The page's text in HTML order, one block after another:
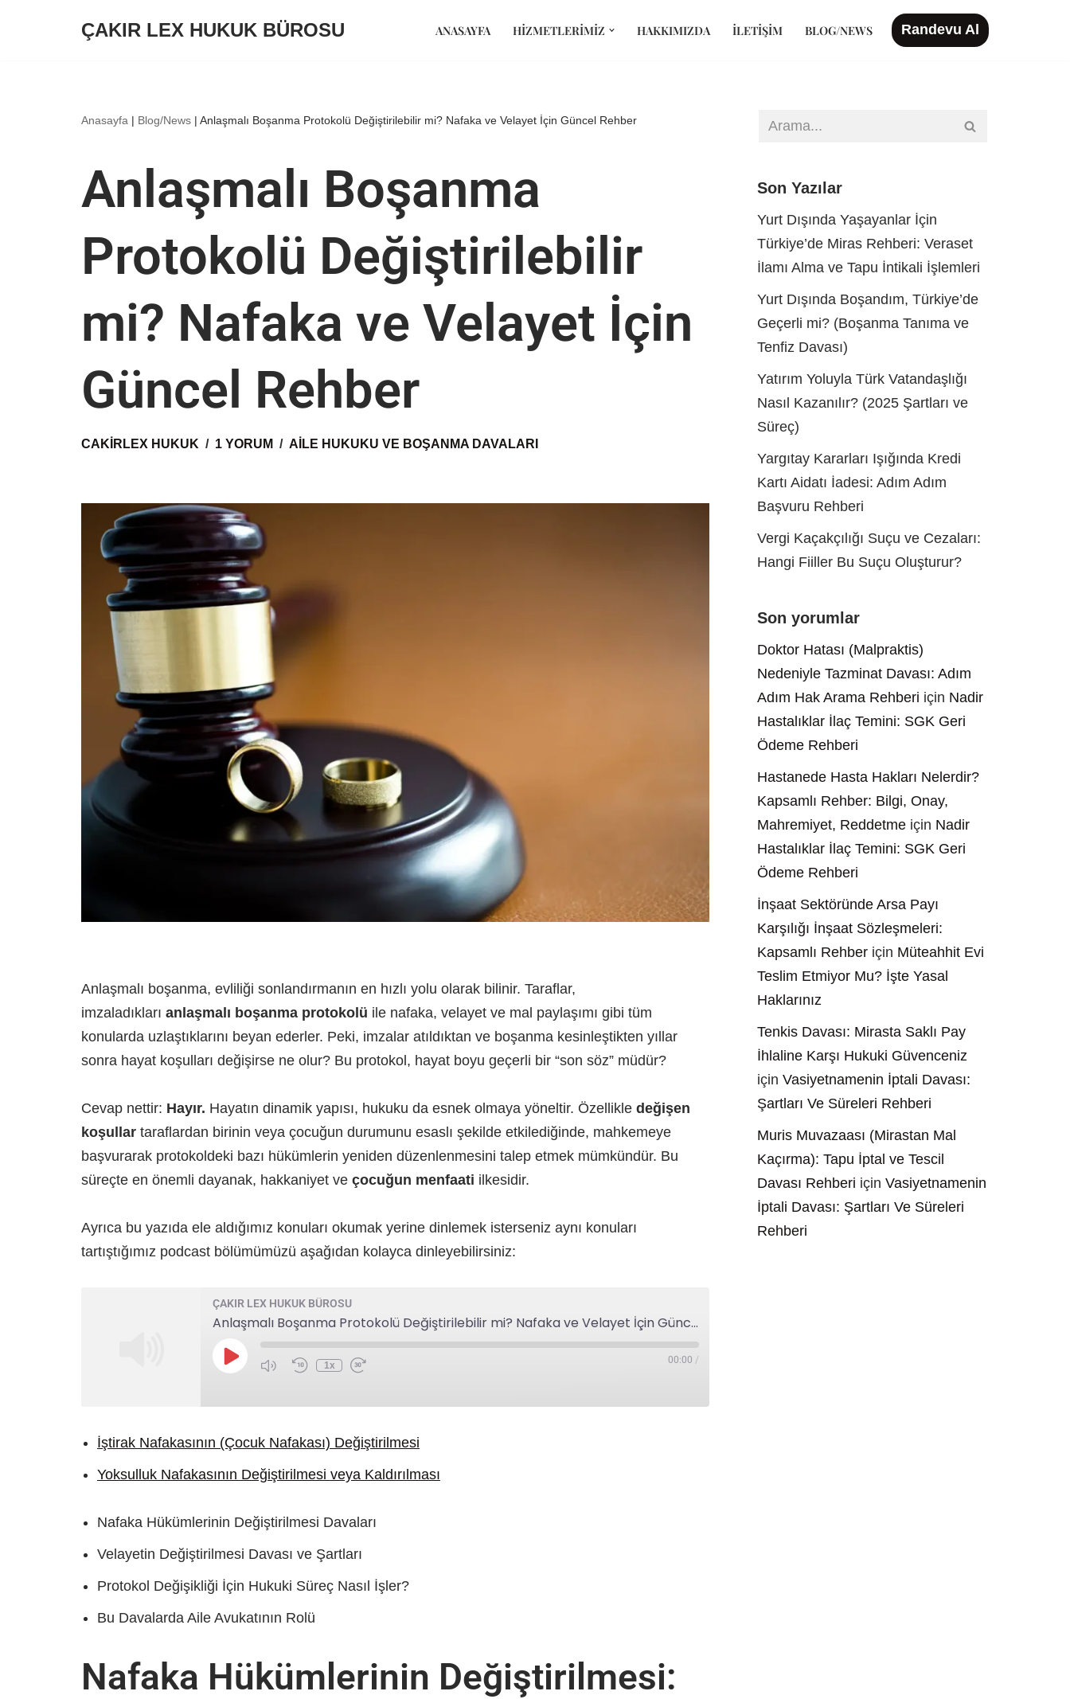
ÇAKIR LEX HUKUK BÜROSU ANASAYFA HIZMETLERIMIZ HAKKIMIZDA İLETIŞIM BLOG/NEWS Randevu Al
Anasayfa | Blog/News | Anlaşmalı Boşanma Protokolü Değiştirilebilir mi? Nafaka ve Velayet İçin Güncel Rehber
Anlaşmalı Boşanma
Protokolü Değiştirilebilir
mi? Nafaka ve Velayet İçin
Güncel Rehber
CAKIRLEX HUKUK 1 YORUM AILE HUKUKU VE BOŞANMA DAVALARI
Anlaşmalı boşanma, evliliği sonlandırmanın en hızlı yolu olarak bilinir. Taraflar,
imzaladıkları anlaşmalı boşanma protokolü ile nafaka, velayet ve mal paylaşımı gibi tüm
konularda uzlaştıklarını beyan ederler. Peki, imzalar atıldıktan ve boşanma kesinleştikten yıllar
sonra hayat koşulları değişirse ne olur? Bu protokol, hayat boyu geçerli bir “son söz” müdür?
Cevap nettir: Hayır. Hayatın dinamik yapısı, hukuku da esnek olmaya yöneltir. Özellikle değişen
koşullar taraflardan birinin veya çocuğun durumunu esaslı şekilde etkilediğinde, mahkemeye
başvurarak protokoldeki bazı hükümlerin yeniden düzenlenmesini talep etmek mümkündür. Bu
süreçte en önemli dayanak, hakkaniyet ve çocuğun menfaati ilkesidir.
Ayrıca bu yazıda ele aldığımız konuları okumak yerine dinlemek isterseniz aynı konuları
tartıştığımız podcast bölümümüzü aşağıdan kolayca dinleyebilirsiniz:
ÇAKIR LEX HUKUK BÜROSU
Anlaşmalı Boşanma Protokolü Değiştirilebilir mi? Nafaka ve Velayet İçin Güncel Rehber
1x 00:00 /
İştirak Nafakasının (Çocuk Nafakası) Değiştirilmesi
Yoksulluk Nafakasının Değiştirilmesi veya Kaldırılması
Nafaka Hükümlerinin Değiştirilmesi Davaları
Velayetin Değiştirilmesi Davası ve Şartları
Protokol Değişikliği İçin Hukuki Süreç Nasıl İşler?
Bu Davalarda Aile Avukatının Rolü
Nafaka Hükümlerinin Değiştirilmesi:
Son Yazılar
Yurt Dışında Yaşayanlar İçin
Türkiye’de Miras Rehberi: Veraset
İlamı Alma ve Tapu İntikali İşlemleri
Yurt Dışında Boşandım, Türkiye’de
Geçerli mi? (Boşanma Tanıma ve
Tenfiz Davası)
Yatırım Yoluyla Türk Vatandaşlığı
Nasıl Kazanılır? (2025 Şartları ve
Süreç)
Yargıtay Kararları Işığında Kredi
Kartı Aidatı İadesi: Adım Adım
Başvuru Rehberi
Vergi Kaçakçılığı Suçu ve Cezaları:
Hangi Fiiller Bu Suçu Oluşturur?
Son yorumlar
Doktor Hatası (Malpraktis)
Nedeniyle Tazminat Davası: Adım
Adım Hak Arama Rehberi için Nadir
Hastalıklar İlaç Temini: SGK Geri
Ödeme Rehberi
Hastanede Hasta Hakları Nelerdir?
Kapsamlı Rehber: Bilgi, Onay,
Mahremiyet, Reddetme için Nadir
Hastalıklar İlaç Temini: SGK Geri
Ödeme Rehberi
İnşaat Sektöründe Arsa Payı
Karşılığı İnşaat Sözleşmeleri:
Kapsamlı Rehber için Müteahhit Evi
Teslim Etmiyor Mu? İşte Yasal
Haklarınız
Tenkis Davası: Mirasta Saklı Pay
İhlaline Karşı Hukuki Güvenceniz
için Vasiyetnamenin İptali Davası:
Şartları Ve Süreleri Rehberi
Muris Muvazaası (Mirastan Mal
Kaçırma): Tapu İptal ve Tescil
Davası Rehberi için Vasiyetnamenin
İptali Davası: Şartları Ve Süreleri
Rehberi